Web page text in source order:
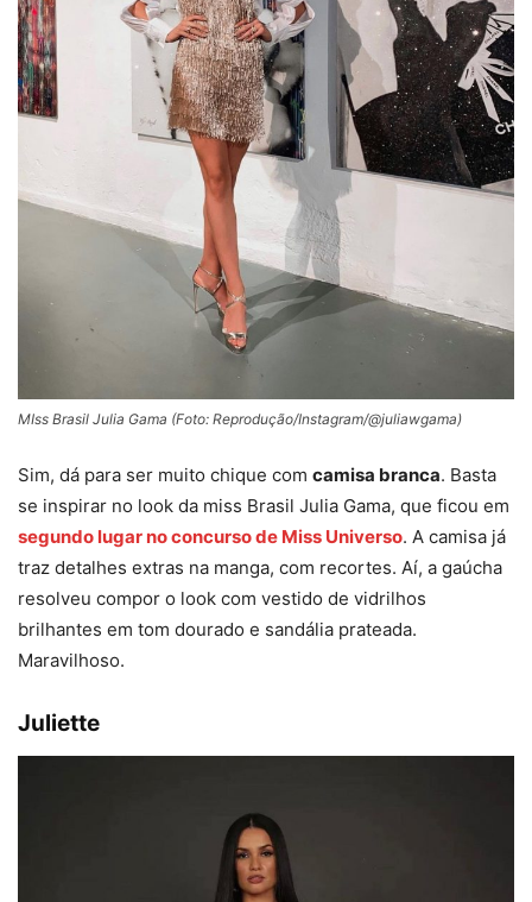
MIss Brasil Julia Gama (Foto: Reprodução/Instagram/@juliawgama)
Sim, dá para ser muito chique com camisa branca. Basta
se inspirar no look da miss Brasil Julia Gama, que ficou em
segundo lugar no concurso de Miss Universo. A camisa já
traz detalhes extras na manga, com recortes. Aí, a gaúcha
resolveu compor o look com vestido de vidrilhos
brilhantes em tom dourado e sandália prateada.
Maravilhoso.
Juliette